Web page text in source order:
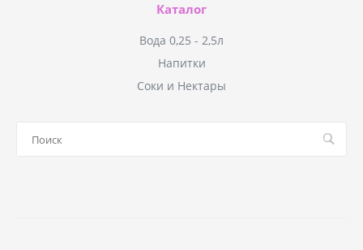
Каталог
Вода 0,25 - 2,5л
Напитки
Соки и Нектары